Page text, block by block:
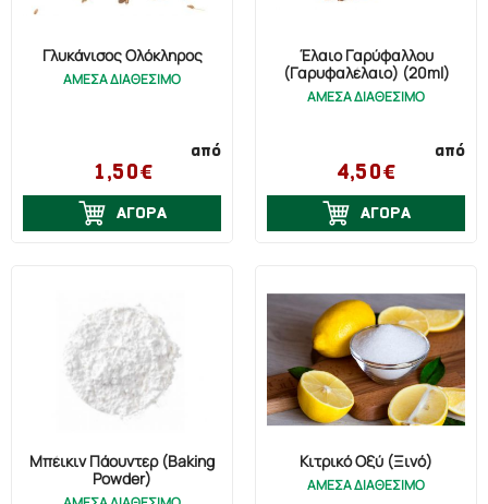
Γλυκάνισος Ολόκληρος
ΑΜΕΣΑ ΔΙΑΘΕΣΙΜΟ
από
1,50€
ΑΓΟΡΑ
Έλαιο Γαρύφαλλου
(Γαρυφαλέλαιο) (20ml)
ΑΜΕΣΑ ΔΙΑΘΕΣΙΜΟ
από
4,50€
ΑΓΟΡΑ
Μπέικιν Πάουντερ (Baking
Powder)
Κιτρικό Οξύ (Ξινό)
ΑΜΕΣΑ ΔΙΑΘΕΣΙΜΟ